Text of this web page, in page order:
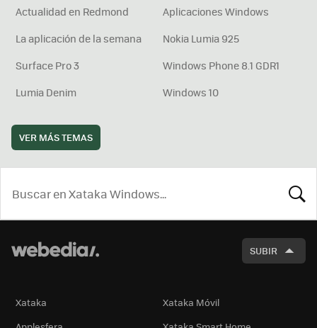
Actualidad en Redmond
Aplicaciones Windows
La aplicación de la semana
Nokia Lumia 925
Surface Pro 3
Windows Phone 8.1 GDR1
Lumia Denim
Windows 10
VER MÁS TEMAS
SUBIR
Xataka
Xataka Móvil